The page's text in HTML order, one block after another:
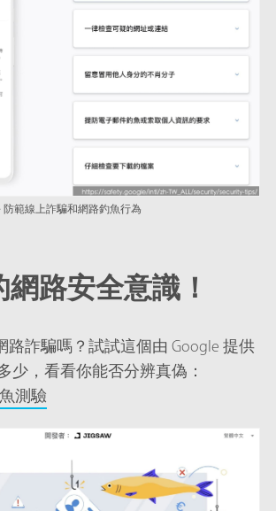
防範線上詐騙和網路釣魚行為
路安全意識！
路詐騙嗎？試試這個由 Google 提供
少，看看你能否分辨真偽：
測驗